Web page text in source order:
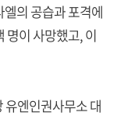
의 공습과 포격에
명이 사망했고, 이
유엔인권사무소 대